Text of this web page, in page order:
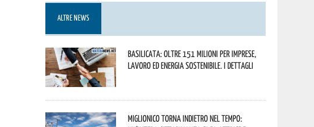
ALTRE NEWS
Basilicata: oltre 151 milioni per imprese,
lavoro ed energia sostenibile. I dettagli
Miglionico torna indietro nel tempo: